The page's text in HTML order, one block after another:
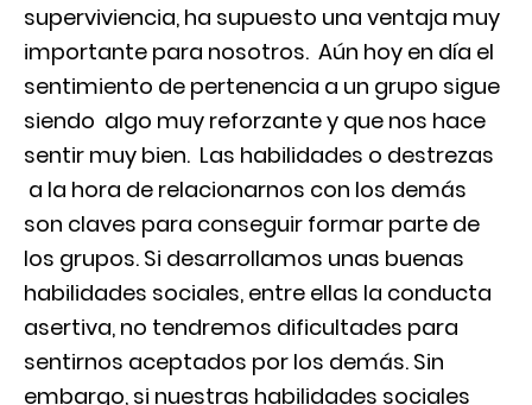
superviviencia, ha supuesto una ventaja muy
importante para nosotros. Aún hoy en día el
sentimiento de pertenencia a un grupo sigue
siendo algo muy reforzante y que nos hace
sentir muy bien. Las habilidades o destrezas
a la hora de relacionarnos con los demás
son claves para conseguir formar parte de
los grupos. Si desarrollamos unas buenas
habilidades sociales, entre ellas la conducta
asertiva, no tendremos dificultades para
sentirnos aceptados por los demás. Sin
embargo, si nuestras habilidades sociales